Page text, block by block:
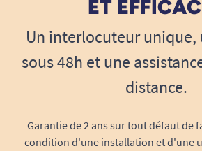
d’obtenir l’angle le plus adapté à
Cette particularité permet
l’inclinaison pour éviter les
inconfortables du poignet.
Une personne ayant une
avec un geste plus naturel.
ET
Un interlocuteur unique,
sous 48h et une
distance.
Garantie de 2 ans sur tout défaut de
condition d'une installation et d'une